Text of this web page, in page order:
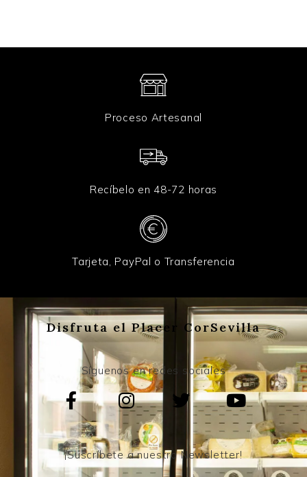
Proceso Artesanal
Recíbelo en 48-72 horas
Tarjeta, PayPal o Transferencia
Disfruta el Placer CorSevilla
Síguenos en redes sociales
¡Suscríbete a nuestro Newsletter!